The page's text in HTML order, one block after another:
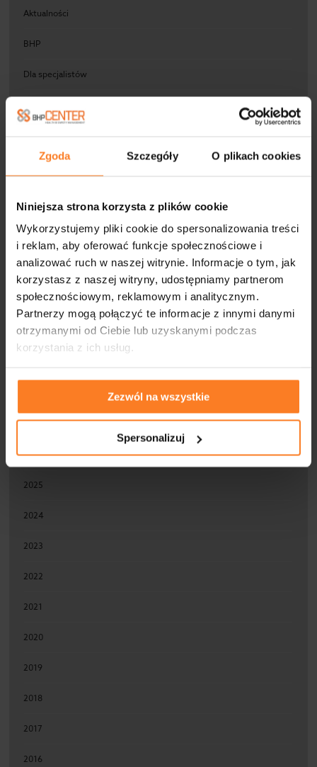
Zgoda Szczegóły O plikach cookies
Niniejsza strona korzysta z plików cookie
Wykorzystujemy pliki cookie do spersonalizowania treści
i reklam, aby oferować funkcje społecznościowe i
analizować ruch w naszej witrynie. Informacje o tym, jak
korzystasz z naszej witryny, udostępniamy partnerom
społecznościowym, reklamowym i analitycznym.
Partnerzy mogą połączyć te informacje z innymi danymi
otrzymanymi od Ciebie lub uzyskanymi podczas
korzystania z ich usług.
Zezwól na wszystkie
Spersonalizuj
Aktualności
BHP
Dla specjalistów
Obowiązki BHP pracodawcy
Przepisy
Rozwój zawodowy w BHP
Ryzyko zawodowe
Szkolenia
Videoblog
ARCHIWUM
2026
2025
2024
2023
2022
2021
2020
2019
2018
2017
2016